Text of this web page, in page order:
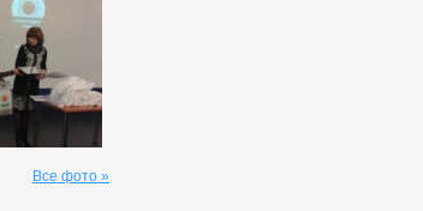
Все фото »